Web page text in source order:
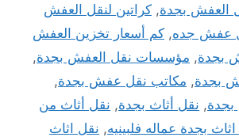
العفش بجدة, كراتين لنقل العفش
عفش جده, كم أسعار تخزين العفش
بجدة, مؤسسات نقل العفش بجدة,
بجدة, مكاتب نقل عفش بجدة,
, نقل أثاث بجدة, نقل أثاث من
بجدة عماله فلبينيه, نقل اثاث